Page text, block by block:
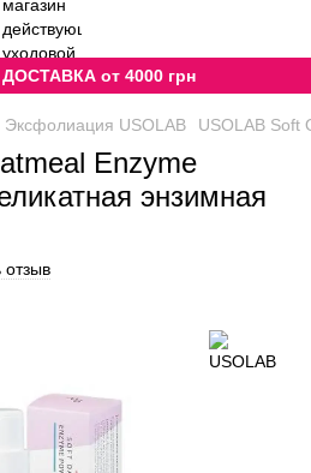
от 4000 грн
Эксфолиация USOLAB USOLAB Soft
Enzyme
энзимная
отзыв